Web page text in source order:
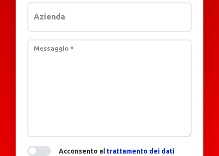
Azienda
Messaggio *
Acconsento altrattamento dei dati